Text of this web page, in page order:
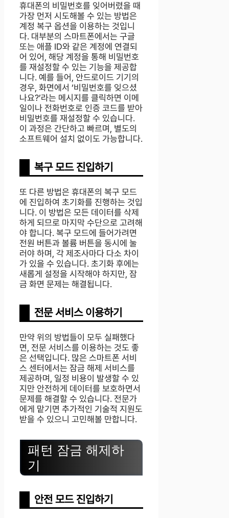
휴대폰의 비밀번호를 잊어버렸을 때
가장 먼저 시도해볼 수 있는 방법은
계정 복구 옵션을 이용하는 것입니
다. 대부분의 스마트폰에서는 구글
또는 애플 ID와 같은 계정에 연결되
어 있어, 해당 계정을 통해 비밀번호
를 재설정할 수 있는 기능을 제공합
니다. 예를 들어, 안드로이드 기기의
경우, 화면에서 ‘비밀번호를 잊으셨
나요?’라는 메시지를 클릭하면 이메
일이나 전화번호로 인증 코드를 받아
비밀번호를 재설정할 수 있습니다.
이 과정은 간단하고 빠르며, 별도의
소프트웨어 설치 없이도 가능합니다.
복구 모드 진입하기
또 다른 방법은 휴대폰의 복구 모드
에 진입하여 초기화를 진행하는 것입
니다. 이 방법은 모든 데이터를 삭제
하게 되므로 마지막 수단으로 고려해
야 합니다. 복구 모드에 들어가려면
전원 버튼과 볼륨 버튼을 동시에 눌
러야 하며, 각 제조사마다 다소 차이
가 있을 수 있습니다. 초기화 후에는
새롭게 설정을 시작해야 하지만, 잠
금 화면 문제는 해결됩니다.
전문 서비스 이용하기
만약 위의 방법들이 모두 실패했다
면, 전문 서비스를 이용하는 것도 좋
은 선택입니다. 많은 스마트폰 서비
스 센터에서는 잠금 해제 서비스를
제공하며, 일정 비용이 발생할 수 있
지만 안전하게 데이터를 보호하면서
문제를 해결할 수 있습니다. 전문가
에게 맡기면 추가적인 기술적 지원도
받을 수 있으니 고민해볼 만합니다.
패턴 잠금 해제하
기
안전 모드 진입하기